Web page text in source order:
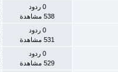
0 ردود
538 مشاهدة
0 ردود
531 مشاهدة
0 ردود
529 مشاهدة